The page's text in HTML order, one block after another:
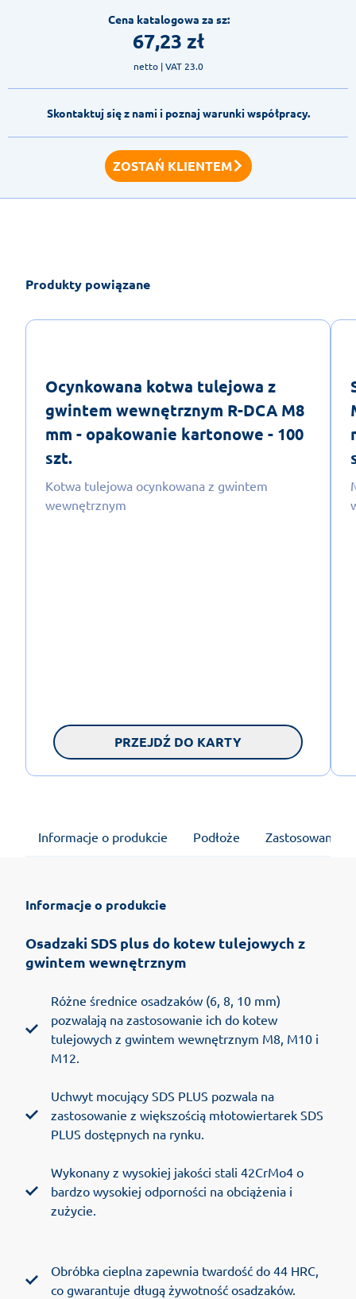
Cena katalogowa za sz:
67,23 zł
netto | VAT 23.0
Skontaktuj się z nami i poznaj warunki współpracy.
ZOSTAŃ KLIENTEM
Produkty powiązane
Ocynkowana kotwa tulejowa z
gwintem wewnętrznym R-DCA M8
mm - opakowanie kartonowe - 100
szt.
Kotwa tulejowa ocynkowana z gwintem
wewnętrznym
PRZEJDŹ DO KARTY
Informacje o produkcie Podłoże Zastosowanie
Informacje o produkcie
Osadzaki SDS plus do kotew tulejowych z
gwintem wewnętrznym
Różne średnice osadzaków (6, 8, 10 mm)
pozwalają na zastosowanie ich do kotew
tulejowych z gwintem wewnętrznym M8, M10 i
M12.
Uchwyt mocujący SDS PLUS pozwala na
zastosowanie z większością młotowiertarek SDS
PLUS dostępnych na rynku.
Wykonany z wysokiej jakości stali 42CrMo4 o
bardzo wysokiej odporności na obciążenia i
zużycie.
Obróbka cieplna zapewnia twardość do 44 HRC,
co gwarantuje długą żywotność osadzaków.